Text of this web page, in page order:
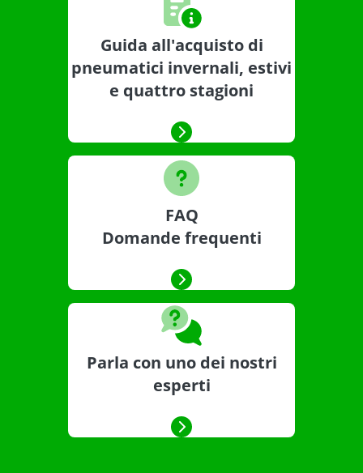
Guida all'acquisto di
pneumatici invernali, estivi
e quattro stagioni
FAQ
Domande frequenti
Parla con uno dei nostri
esperti